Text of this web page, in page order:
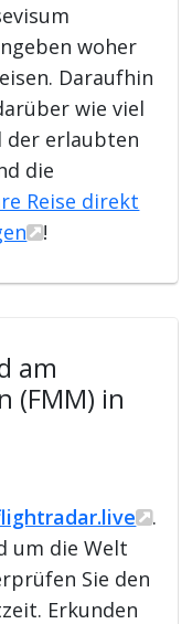
woher
Daraufhin
wie viel
der erlaubten
die
Reise direkt
!
am
(FMM) in
.
um die Welt
Sie den
Erkunden